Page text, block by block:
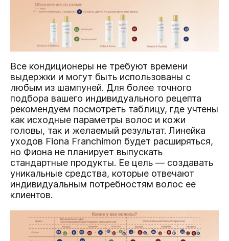
Все кондиционеры не требуют времени
выдержки и могут быть использованы с
любым из шампуней. Для более точного
подбора вашего индивидуального рецепта
рекомендуем посмотреть таблицу, где учтены
как исходные параметры волос и кожи
головы, так и желаемый результат. Линейка
уходов Fiona Franchimon будет расширяться,
но Фиона не планирует выпускать
стандартные продукты. Ее цель — создавать
уникальные средства, которые отвечают
индивидуальным потребностям волос ее
клиентов.